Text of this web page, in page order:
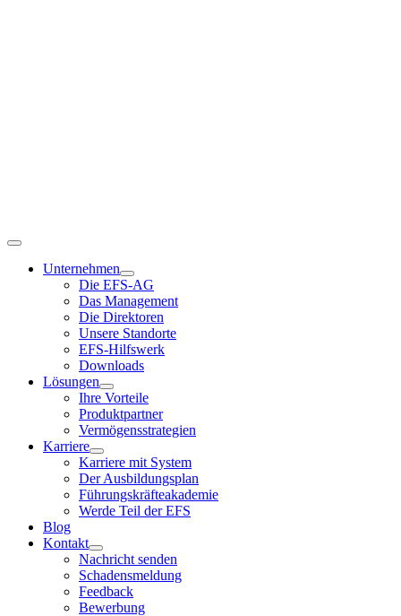
Unternehmen
Die EFS-AG
Das Management
Die Direktoren
Unsere Standorte
EFS-Hilfswerk
Downloads
Lösungen
Ihre Vorteile
Produktpartner
Vermögensstrategien
Karriere
Karriere mit System
Der Ausbildungsplan
Führungskräfteakademie
Werde Teil der EFS
Blog
Kontakt
Nachricht senden
Schadensmeldung
Feedback
Bewerbung